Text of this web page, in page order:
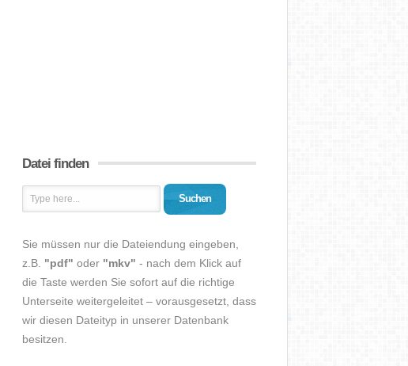
Datei finden
Suchen
Sie müssen nur die Dateiendung eingeben,
z.B. "pdf" oder "mkv" - nach dem Klick auf
die Taste werden Sie sofort auf die richtige
Unterseite weitergeleitet – vorausgesetzt, dass
wir diesen Dateityp in unserer Datenbank
besitzen.